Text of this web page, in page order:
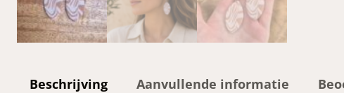
Beschrijving Aanvullende informatie